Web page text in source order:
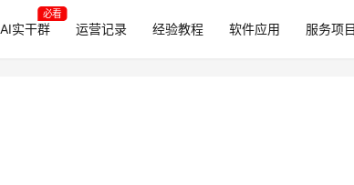
AI实干群
必看
运营记录 经验教程 软件应用 服务项目